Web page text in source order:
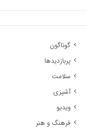
گوناگون
پربازدیدها
سلامت
آشپزی
ویدیو
فرهنگ و هنر